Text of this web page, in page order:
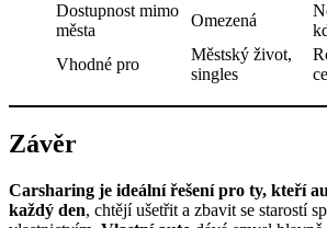
Dostupnost mimo
města
Omezená
Vhodné pro
Městský život,
singles
Závěr
Carsharing je ideální řešení pro ty, kteří
každý den, chtějí ušetřit a zbavit se starostí